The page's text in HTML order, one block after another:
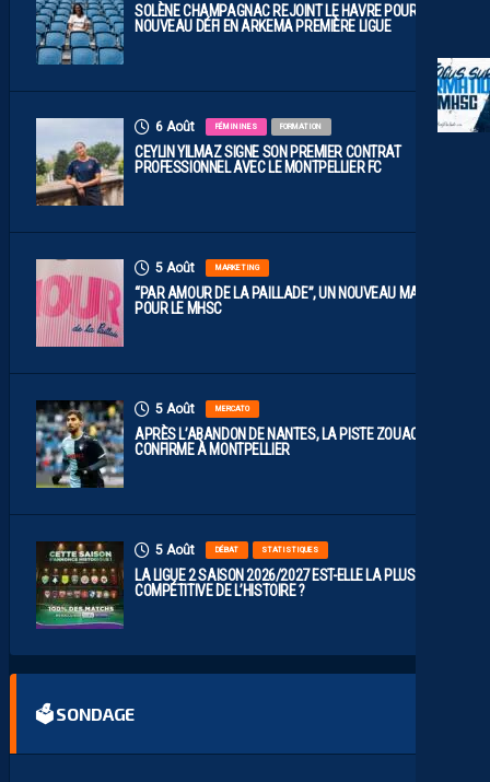
SOLÈNE CHAMPAGNAC REJOINT LE HAVRE POUR UN
NOUVEAU DÉFI EN ARKEMA PREMIÈRE LIGUE
6 Août FÉMININES FORMATION
CEYLIN YILMAZ SIGNE SON PREMIER CONTRAT
PROFESSIONNEL AVEC LE MONTPELLIER FC
5 Août MARKETING
“PAR AMOUR DE LA PAILLADE”, UN NOUVEAU MAILLOT
POUR LE MHSC
5 Août MERCATO
APRÈS L’ABANDON DE NANTES, LA PISTE ZOUAOUI SE
CONFIRME À MONTPELLIER
5 Août DÉBAT STATISTIQUES
LA LIGUE 2 SAISON 2026/2027 EST-ELLE LA PLUS
COMPÉTITIVE DE L’HISTOIRE ?
🗳 SONDAGE